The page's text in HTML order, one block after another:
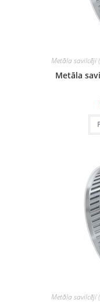
Metāla savilcēji
Metāla
Metāla savilcēji